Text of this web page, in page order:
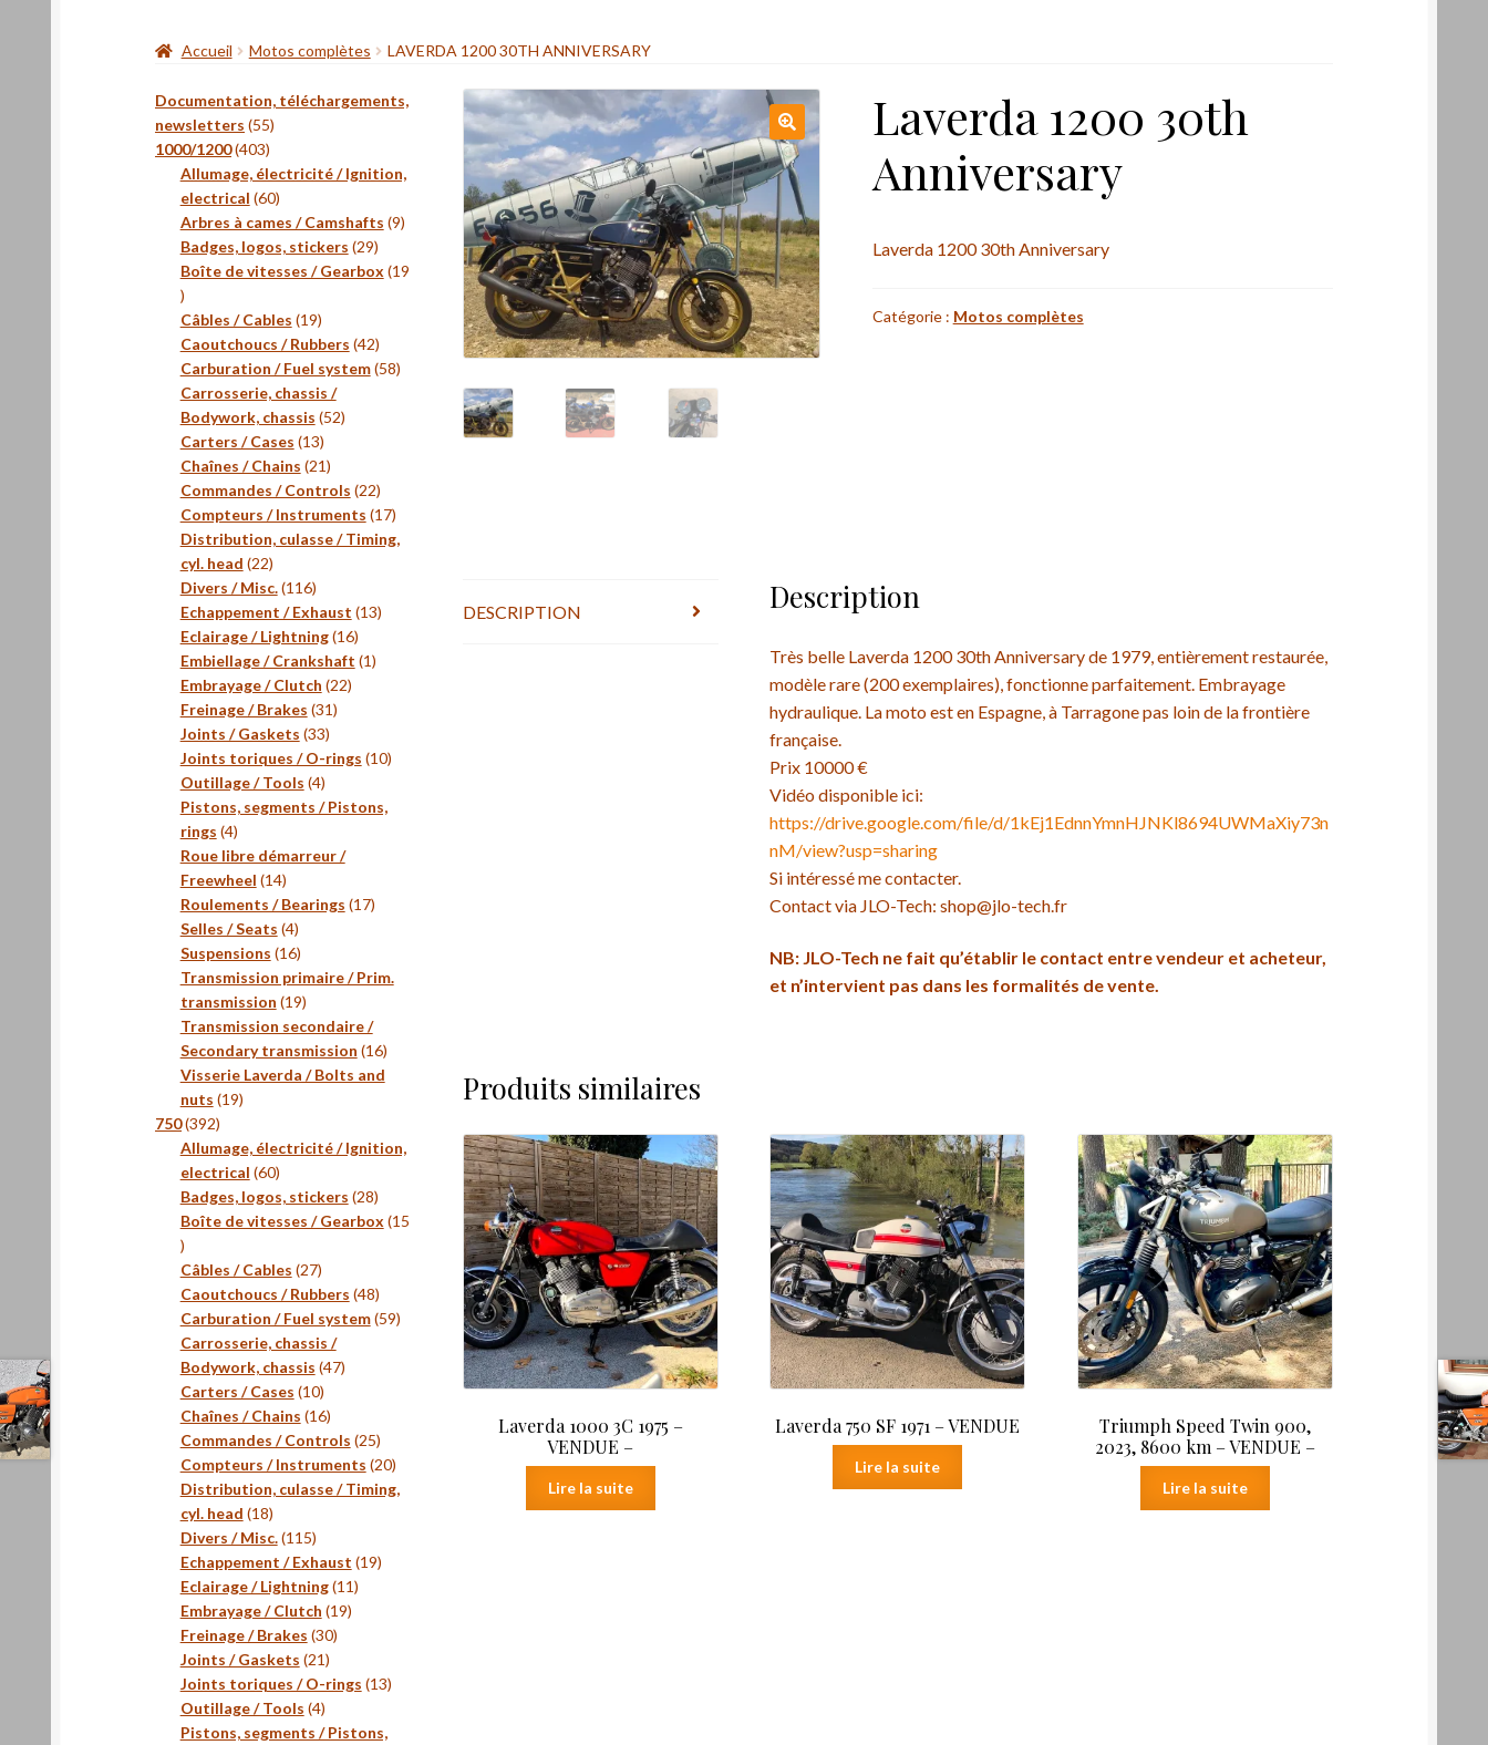
Accueil Motos complètes LAVERDA 1200 30TH ANNIVERSARY
Laverda 1200 30th
Anniversary
Laverda 1200 30th Anniversary
Catégorie : Motos complètes
DESCRIPTION Description
Très belle Laverda 1200 30th Anniversary de 1979, entièrement restaurée,
modèle rare (200 exemplaires), fonctionne parfaitement. Embrayage
hydraulique. La moto est en Espagne, à Tarragone pas loin de la frontière
française.
Prix 10000 €
Vidéo disponible ici:
https://drive.google.com/file/d/1kEj1EdnnYmnHJNKl8694UWMaXiy73n
nM/view?usp=sharing
Si intéressé me contacter.
Contact via JLO-Tech: shop@jlo-tech.fr
NB: JLO-Tech ne fait qu’établir le contact entre vendeur et acheteur,
et n’intervient pas dans les formalités de vente.
Produits similaires
Laverda 1000 3C 1975 –
VENDUE –
Lire la suite
Laverda 750 SF 1971 – VENDUE
Lire la suite
Triumph Speed Twin 900,
2023, 8600 km – VENDUE –
Lire la suite
Documentation, téléchargements,
newsletters 5555
1000/1200 403403
produits
Allumage, électricité / Ignition,
electrical 6060
produits
Arbres à cames / Camshafts 99
Badges, logos, stickers 2929
produits
Boîte de vitesses / Gearbox 19
19
produits
Câbles / Cables 1919
produits
Caoutchoucs / Rubbers 4242
produits
Carburation / Fuel system 5858
Carrosserie, chassis /
Bodywork, chassis 5252
Carters / Cases 1313
produits
Chaînes / Chains 2121
produits
Commandes / Controls 2222
produits
Compteurs / Instruments 1717
produits
Distribution, culasse / Timing,
cyl. head 2222
produits
Divers / Misc. 116116
produits
Echappement / Exhaust 1313
Eclairage / Lightning 1616
produits
Embiellage / Crankshaft 11
Embrayage / Clutch 2222
Freinage / Brakes 3131
Joints / Gaskets 3333
produits
Joints toriques / O-rings 1010
Outillage / Tools 44
produits
Pistons, segments / Pistons,
rings 44
produits
Roue libre démarreur /
Freewheel 1414
produits
Roulements / Bearings 1717
Selles / Seats 44
produits
Suspensions 1616
produits
Transmission primaire / Prim.
transmission 1919
produits
Transmission secondaire /
Secondary transmission 1616
produits
Visserie Laverda / Bolts and
nuts 1919
750 392392
produits
Allumage, électricité / Ignition,
electrical 6060
produits
Badges, logos, stickers 2828
produits
Boîte de vitesses / Gearbox 15
15
produits
Câbles / Cables 2727
produits
Caoutchoucs / Rubbers 4848
produits
Carburation / Fuel system 5959
Carrosserie, chassis /
Bodywork, chassis 4747
Carters / Cases 1010
produits
Chaînes / Chains 1616
produits
Commandes / Controls 2525
produits
Compteurs / Instruments 2020
produits
Distribution, culasse / Timing,
cyl. head 1818
produits
Divers / Misc. 115115
produits
Echappement / Exhaust 1919
Eclairage / Lightning 1111
Embrayage / Clutch 1919
Freinage / Brakes 3030
Joints / Gaskets 2121
produits
Joints toriques / O-rings 1313
Outillage / Tools 44
produits
Pistons, segments / Pistons,